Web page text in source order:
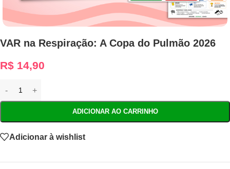
VAR na Respiração: A Copa do Pulmão 2026
R$ 14,90
ADICIONAR AO CARRINHO
Adicionar à wishlist